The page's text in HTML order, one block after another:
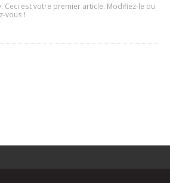
Ceci est votre premier article. Modifiez-le ou
vous !